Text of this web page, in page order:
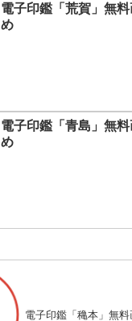
電子印鑑「荒賀」無
め
電子印鑑「青島」無
め
電子印鑑「穐本」無